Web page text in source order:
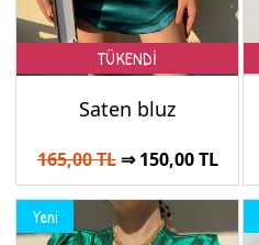
Saten bluz
165,00 TL⇒ 150,00 TL
TÜKENDİ
Yeni